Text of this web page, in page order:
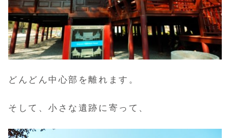
どんどん中心部を離れます。
そして、小さな遺跡に寄って、